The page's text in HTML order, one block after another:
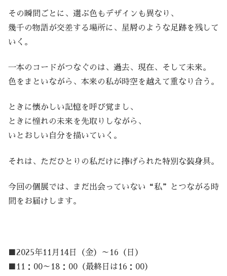
その瞬間ごとに、選ぶ色もデザインも異なり、
幾千の物語が交差する場所に、星屑のような足跡を残して
いく。
一本のコードがつなぐのは、過去、現在、そして未来。
色をまといながら、本来の私が時空を越えて重なり合う。
ときに懐かしい記憶を呼び覚まし、
ときに憧れの未来を先取りしながら、
いとおしい自分を描いていく。
それは、ただひとりの私だけに捧げられた特別な装身具。
今回の個展では、まだ出会っていない“私”とつながる時
間をお届けします。
■2025年11月14日（金）～16（日）
■11：00～18：00（最終日は16：00）